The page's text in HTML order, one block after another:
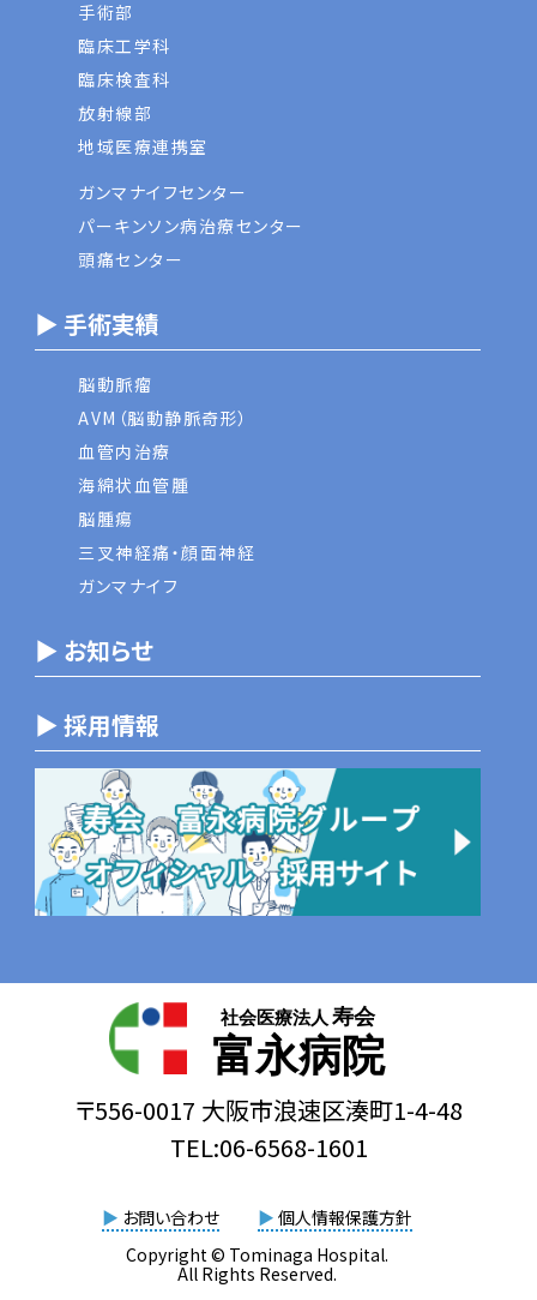
手術部
臨床工学科
臨床検査科
放射線部
地域医療連携室
ガンマナイフセンター
パーキンソン病治療センター
頭痛センター
▶ 手術実績
脳動脈瘤
AVM（脳動静脈奇形）
血管内治療
海綿状血管腫
脳腫瘍
三叉神経痛・顔面神経
ガンマナイフ
▶ お知らせ
▶ 採用情報
社会医療法人 寿会
富永病院
〒556-0017 大阪市浪速区湊町1-4-48
TEL:06-6568-1601
▶ お問い合わせ ▶ 個人情報保護方針
Copyright © Tominaga Hospital.
All Rights Reserved.